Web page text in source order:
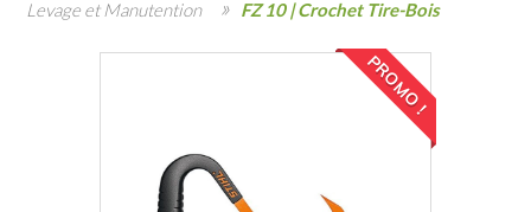
Levage et Manutention » FZ 10 | Crochet Tire-Bois
PROMO !